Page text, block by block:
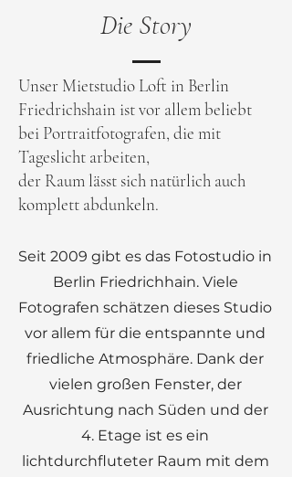
Die Story
Unser Mietstudio Loft in Berlin
Friedrichshain ist vor allem beliebt
bei Portraitfotografen, die mit
Tageslicht arbeiten,
der Raum lässt sich natürlich auch
komplett abdunkeln.
Seit 2009 gibt es das Fotostudio in
Berlin Friedrichhain. Viele
Fotografen schätzen dieses Studio
vor allem für die entspannte und
friedliche Atmosphäre. Dank der
vielen großen Fenster, der
Ausrichtung nach Süden und der
4. Etage ist es ein
lichtdurchfluteter Raum mit dem